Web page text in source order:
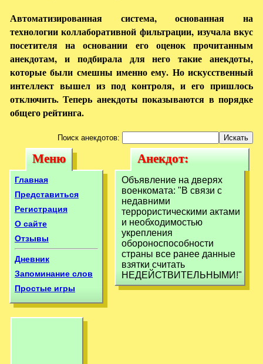
Автоматизированная система, основанная на
технологии коллаборативной фильтрации, изучала вкус
посетителя на основании его оценок прочитанным
анекдотам, и подбирала для него такие анекдоты,
которые были смешны именно ему. Но искусственный
интеллект вышел из под контроля, и его пришлось
отключить. Теперь анекдоты показываются в порядке
общего рейтинга.
Поиск анекдотов:
Меню
Меню
Главная
Представиться
Регистрация
О сайте
Отзывы
Дневник
Запоминание слов
Простые игры
Анекдот:
Объявление на
дверях
военкомата: В
связи
Анекдот:
Объявление на
дверях
военкомата: В
связи
Объявление на дверях
военкомата: "В связи с
недавними
террористическими актами
и необходимостью
укрепления
обороноспособности
страны все ранее данные
взятки считать
НЕДЕЙСТВИТЕЛЬНЫМИ!"